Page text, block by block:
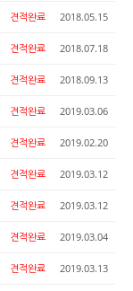
견적완료 2018.05.15
견적완료 2018.07.18
견적완료 2018.09.13
견적완료 2019.03.06
견적완료 2019.02.20
견적완료 2019.03.12
견적완료 2019.03.12
견적완료 2019.03.04
견적완료 2019.03.13